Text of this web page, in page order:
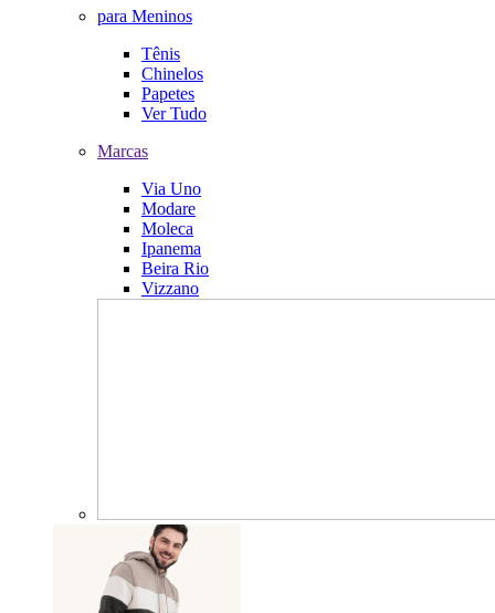
para Meninos
Tênis
Chinelos
Papetes
Ver Tudo
Marcas
Via Uno
Modare
Moleca
Ipanema
Beira Rio
Vizzano